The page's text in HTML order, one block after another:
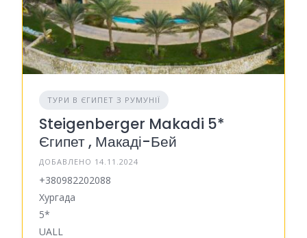
ТУРИ В ЄГИПЕТ З РУМУНІЇ
Steigenberger Makadi 5*
Єгипет , Макаді-Бей
ДОБАВЛЕНО 14.11.2024
+380982202088
Хургада
5*
UALL